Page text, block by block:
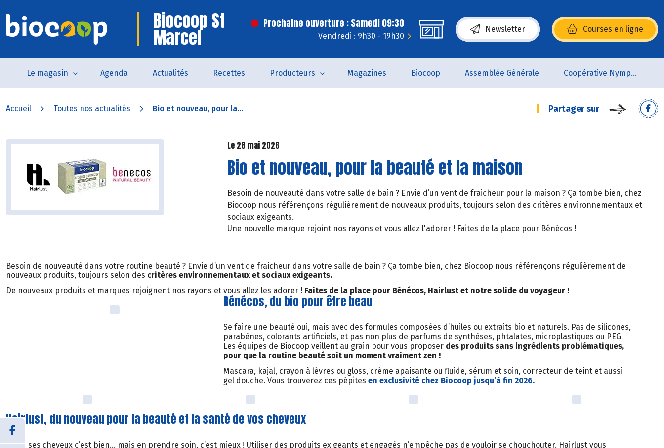
Biocoop St
Marcel
Prochaine ouverture : Samedi 09:30
Vendredi : 9h30 - 19h30
Newsletter Courses en ligne
(s’ouvre dans une nouvelle fenêtre)
Le magasin Agenda Actualités Recettes Producteurs Magazines Biocoop Assemblée Générale Coopérative Nymphéa
Accueil Toutes nos actualités Bio et nouveau, pour la... Partager sur
Le 28 mai 2026
Bio et nouveau, pour la beauté et la maison
Besoin de nouveauté dans votre salle de bain ? Envie d’un vent de fraicheur pour la maison ? Ça tombe bien, chez
Biocoop nous référençons régulièrement de nouveaux produits, toujours selon des critères environnementaux et
sociaux exigeants.
Une nouvelle marque rejoint nos rayons et vous allez l'adorer ! Faites de la place pour Bénécos !
Besoin de nouveauté dans votre routine beauté ? Envie d’un vent de fraicheur dans votre salle de bain ? Ça tombe bien, chez Biocoop nous référençons régulièrement de
nouveaux produits, toujours selon des critères environnementaux et sociaux exigeants.
De nouveaux produits et marques rejoignent nos rayons et vous allez les adorer ! Faites de la place pour Bénécos, Hairlust et notre solide du voyageur !
Bénécos, du bio pour être beau
Se faire une beauté oui, mais avec des formules composées d’huiles ou extraits bio et naturels. Pas de silicones,
parabènes, colorants artificiels, et pas non plus de parfums de synthèses, phtalates, microplastiques ou PEG.
Les équipes de Biocoop veillent au grain pour vous proposer des produits sans ingrédients problématiques,
pour que la routine beauté soit un moment vraiment zen !
Mascara, kajal, crayon à lèvres ou gloss, crème apaisante ou fluide, sérum et soin, correcteur de teint et aussi
gel douche. Vous trouverez ces pépites en exclusivité chez Biocoop jusqu’à fin 2026.
Hairlust, du nouveau pour la beauté et la santé de vos cheveux
Laver ses cheveux c’est bien… mais en prendre soin, c’est mieux ! Utiliser des produits exigeants et engagés n’empêche pas de vouloir se chouchouter. Hairlust vous